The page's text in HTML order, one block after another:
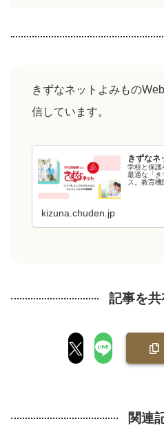
きずなネットよみもの
信しています。
きずなネ
学校と保護
最適な「き
ス。教育機
kizuna.chuden.jp
記事を
関連